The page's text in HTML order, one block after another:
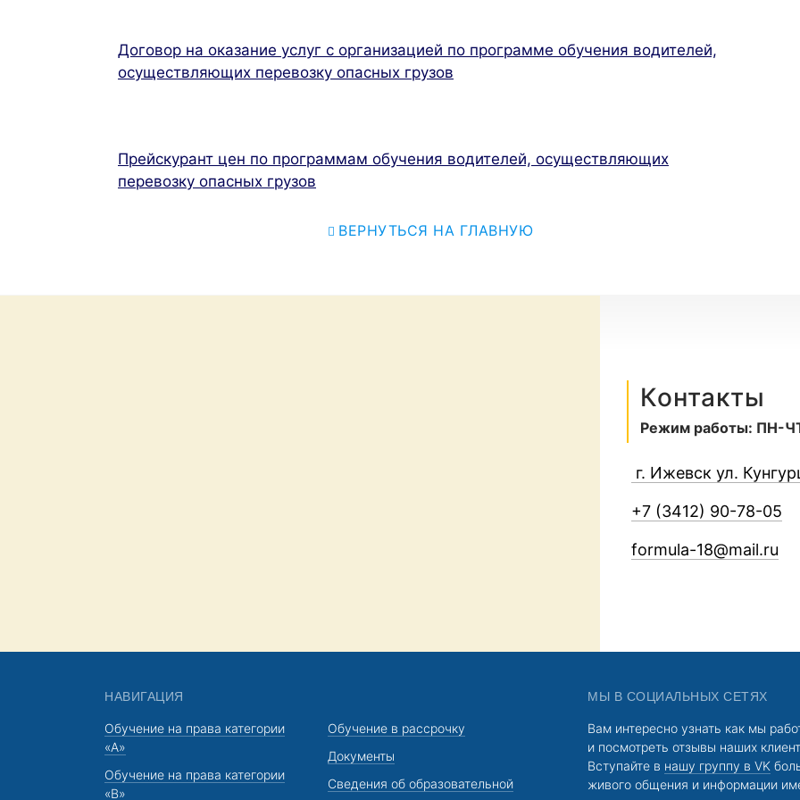
Договор на оказание услуг с организацией по программе обучения водителей,
осуществляющих перевозку опасных грузов
Прейскурант цен по программам обучения водителей, осуществляющих
перевозку опасных грузов
ВЕРНУТЬСЯ НА ГЛАВНУЮ
Контакты
Режим работы: ПН-
г. Ижевск ул.
+7 (3412) 90-78-05
formula-18@mail.ru
НАВИГАЦИЯ
Обучение на права категории
«A»
Обучение на права категории
«В»
Обучение в рассрочку
Документы
Сведения об образовательной
МЫ В СОЦИАЛЬНЫХ СЕТЯХ
Вам интересно узнать как мы
и посмотреть отзывы наших
Вступайте в нашу группу в VK
живого общения и информации